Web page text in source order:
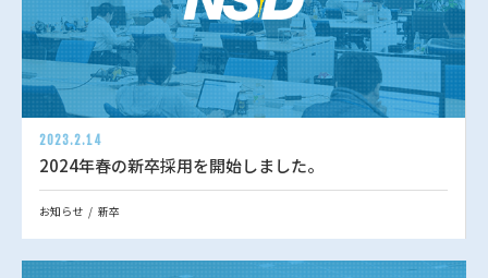
2023.2.14
2024年春の新卒採用を開始しました。
お知らせ 新卒